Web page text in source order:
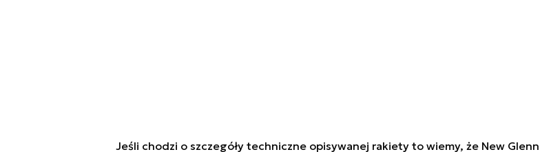
Jeśli chodzi o szczegóły techniczne opisywanej rakiety to wiemy, że New Glenn